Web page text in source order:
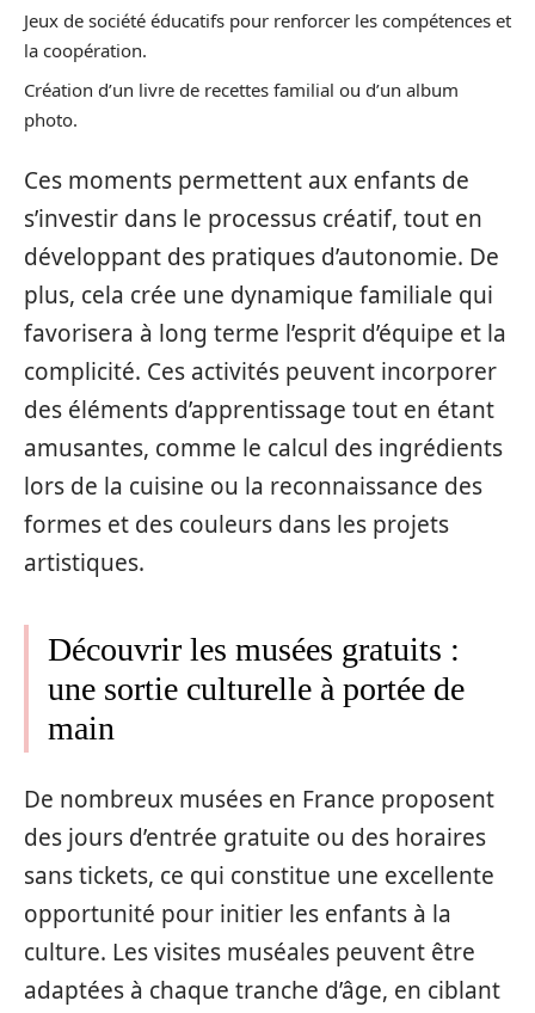
Jeux de société éducatifs pour renforcer les compétences et
la coopération.
Création d’un livre de recettes familial ou d’un album
photo.
Ces moments permettent aux enfants de
s’investir dans le processus créatif, tout en
développant des pratiques d’autonomie. De
plus, cela crée une dynamique familiale qui
favorisera à long terme l’esprit d’équipe et la
complicité. Ces activités peuvent incorporer
des éléments d’apprentissage tout en étant
amusantes, comme le calcul des ingrédients
lors de la cuisine ou la reconnaissance des
formes et des couleurs dans les projets
artistiques.
Découvrir les musées gratuits :
une sortie culturelle à portée de
main
De nombreux musées en France proposent
des jours d’entrée gratuite ou des horaires
sans tickets, ce qui constitue une excellente
opportunité pour initier les enfants à la
culture. Les visites muséales peuvent être
adaptées à chaque tranche d’âge, en ciblant